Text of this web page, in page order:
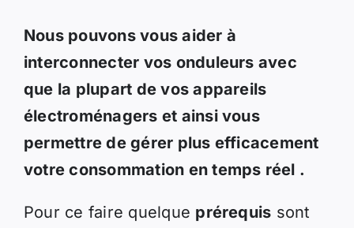
Nous pouvons vous aider à
interconnecter vos onduleurs avec
que la plupart de vos appareils
électroménagers et ainsi vous
permettre de gérer plus efficacement
votre consommation en temps réel .
Pour ce faire quelque prérequis sont